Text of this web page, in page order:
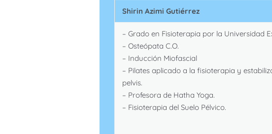
Shirin Azimi Gutiérrez
– Grado en Fisioterapia por la Universidad
– Osteópata C.O.
– Inducción Miofascial
– Pilates aplicado a la fisioterapia y
pelvis.
– Profesora de Hatha Yoga.
– Fisioterapia del Suelo Pélvico.